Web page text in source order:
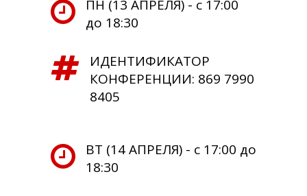
ПН (13 АПРЕЛЯ) - с 17:00
до 18:30
ИДЕНТИФИКАТОР
КОНФЕРЕНЦИИ: 869 7990
8405
ВТ (14 АПРЕЛЯ) - с 17:00 до
18:30